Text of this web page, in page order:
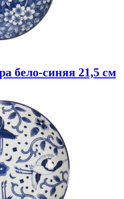
бело-синяя 21,5 см